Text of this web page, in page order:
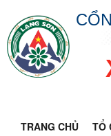
TRANG CHỦ TỔ